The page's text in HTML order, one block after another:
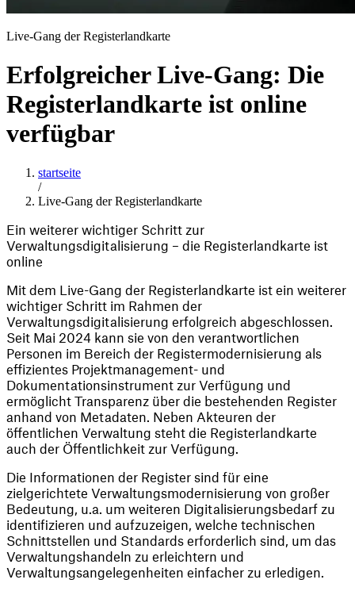
Live-Gang der Registerlandkarte
Erfolgreicher Live-Gang: Die
Registerlandkarte ist online
verfügbar
startseite
/
Live-Gang der Registerlandkarte
Ein weiterer wichtiger Schritt zur
Verwaltungsdigitalisierung – die Registerlandkarte ist
online
Mit dem Live-Gang der Registerlandkarte ist ein weiterer
wichtiger Schritt im Rahmen der
Verwaltungsdigitalisierung erfolgreich abgeschlossen.
Seit Mai 2024 kann sie von den verantwortlichen
Personen im Bereich der Registermodernisierung als
effizientes Projektmanagement- und
Dokumentationsinstrument zur Verfügung und
ermöglicht Transparenz über die bestehenden Register
anhand von Metadaten. Neben Akteuren der
öffentlichen Verwaltung steht die Registerlandkarte
auch der Öffentlichkeit zur Verfügung.
Die Informationen der Register sind für eine
zielgerichtete Verwaltungsmodernisierung von großer
Bedeutung, u.a. um weiteren Digitalisierungsbedarf zu
identifizieren und aufzuzeigen, welche technischen
Schnittstellen und Standards erforderlich sind, um das
Verwaltungshandeln zu erleichtern und
Verwaltungsangelegenheiten einfacher zu erledigen.